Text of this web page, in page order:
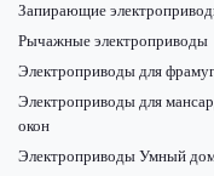
Запирающие
Рычажные электроприводы
Электроприводы для фрамуг
Электроприводы для
окон
Электроприводы Умный